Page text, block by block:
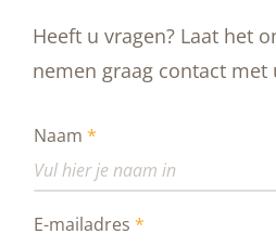
Heeft u vragen? Laat het
nemen graag contact met
Naam *
E-mailadres *